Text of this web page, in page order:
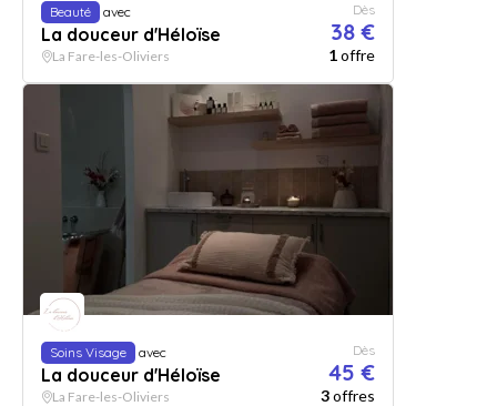
Beauté avec
La douceur d'Héloïse
Dès
38 €
La Fare-les-Oliviers 1offre
Soins Visage avec
La douceur d'Héloïse
Dès
45 €
La Fare-les-Oliviers 3offres